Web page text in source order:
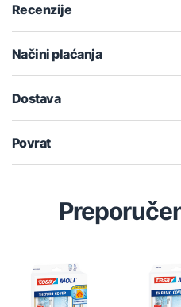
Recenzije
Načini plaćanja
Dostava
Povrat